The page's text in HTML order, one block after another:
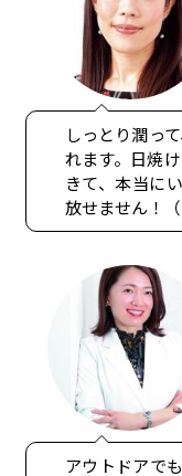
しっとり潤っ
れます。日焼
きて、本当に
放せません！
アウトドアで